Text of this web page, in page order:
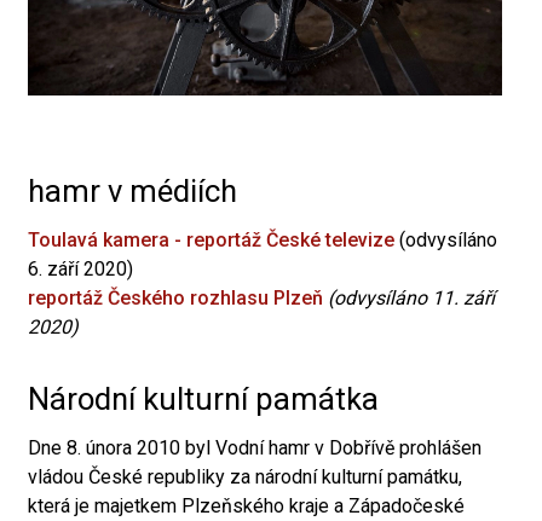
hamr v médiích
Toulavá kamera - reportáž České televize (odvysíláno
6. září 2020)
reportáž Českého rozhlasu Plzeň (odvysíláno 11. září
2020)
Národní kulturní památka
Dne 8. února 2010 byl Vodní hamr v Dobřívě prohlášen
vládou České republiky za národní kulturní památku,
která je majetkem Plzeňského kraje a Západočeské